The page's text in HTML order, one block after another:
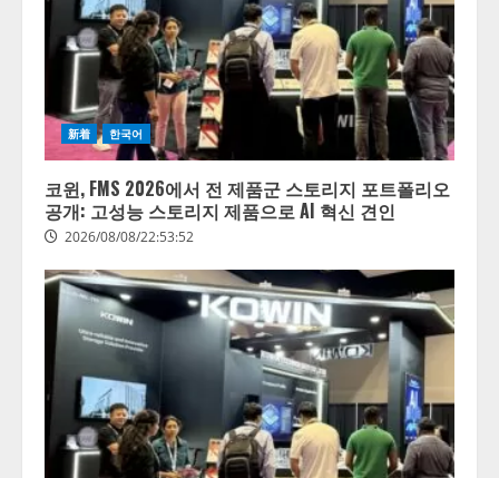
新着 한국어
코윈, FMS 2026에서 전 제품군 스토리지 포트폴리오
공개: 고성능 스토리지 제품으로 AI 혁신 견인
2026/08/08/22:53:52